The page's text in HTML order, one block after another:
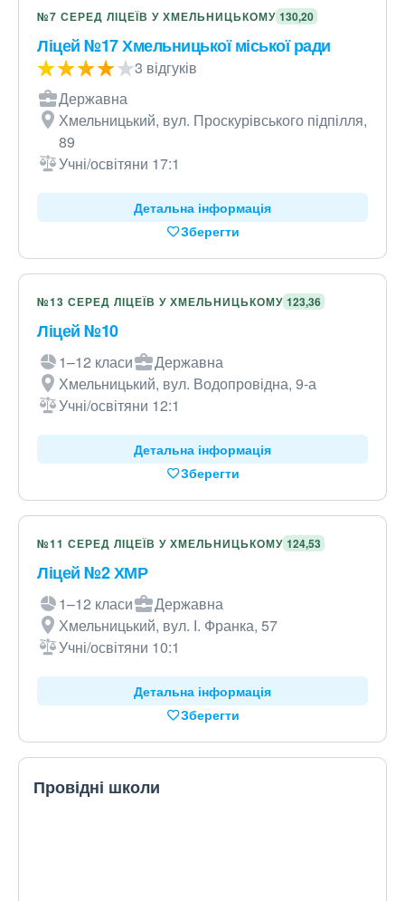
№7 СЕРЕД ЛІЦЕЇВ У ХМЕЛЬНИЦЬКОМУ 130,20
Ліцей №17 Хмельницької міської ради
3 відгуків
Державна
Хмельницький, вул. Проскурівського підпілля,
89
Учні/освітяни 17:1
Детальна інформація
Зберегти
№13 СЕРЕД ЛІЦЕЇВ У ХМЕЛЬНИЦЬКОМУ 123,36
Ліцей №10
1–12 класи
Державна
Хмельницький, вул. Водопровідна, 9-а
Учні/освітяни 12:1
Детальна інформація
Зберегти
№11 СЕРЕД ЛІЦЕЇВ У ХМЕЛЬНИЦЬКОМУ 124,53
Ліцей №2 ХМР
1–12 класи
Державна
Хмельницький, вул. І. Франка, 57
Учні/освітяни 10:1
Детальна інформація
Зберегти
Провідні школи